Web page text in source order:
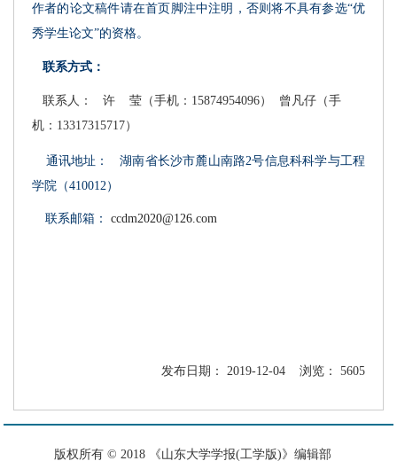
作者的论文稿件请在首页脚注中注明，否则将不具有参选“优
秀学生论文”的资格。
联系方式：
联系人： 许 莹（手机：15874954096） 曾凡仔（手
机：13317315717）
通讯地址：
湖南省长沙市麓山南路2号信息科科学与工程
学院（410012）
联系邮箱： ccdm2020@126.com
发布日期： 2019-12-04 浏览： 5605
版权所有 © 2018 《山东大学学报(工学版)》编辑部